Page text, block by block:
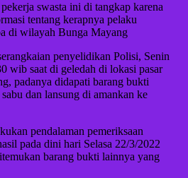
swasta ini di tangkap karena
tentang kerapnya pelaku
di wilayah Bunga Mayang
penyelidikan Polisi, Senin
wib saat di geledah di lokasi pasar
padanya didapati barang bukti
dan lansung di amankan ke
pendalaman pemeriksaan
pada dini hari Selasa 22/3/2022
barang bukti lainnya yang